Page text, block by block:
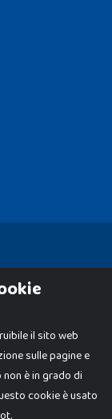
il sito web
sulle pagine e
è in grado di
cookie è usato